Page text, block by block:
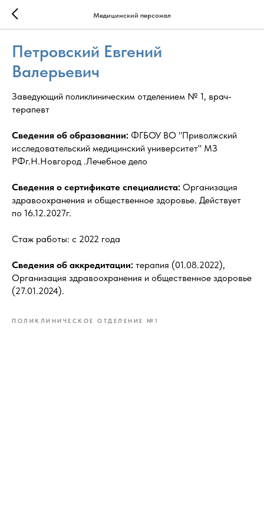
Медицинский персонал
Петровский Евгений
Валерьевич
Заведующий поликлиническим отделением № 1, врач-
терапевт
Сведения об образовании: ФГБОУ ВО "Приволжский
исследовательский медицинский университет" МЗ
РФг.Н.Новгород .Лечебное дело
Сведения о сертификате специалиста: Организация
здравоохранения и общественное здоровье. Действует
по 16.12.2027г.
Стаж работы: с 2022 года
Сведения об аккредитации: терапия (01.08.2022),
Организация здравоохранения и общественное здоровье
(27.01.2024).
ПОЛИКЛИНИЧЕСКОЕ ОТДЕЛЕНИЕ №1